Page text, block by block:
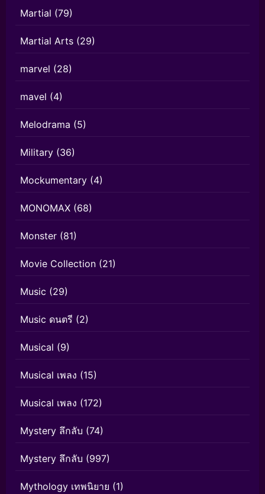
Martial (79)
Martial Arts (29)
marvel (28)
mavel (4)
Melodrama (5)
Military (36)
Mockumentary (4)
MONOMAX (68)
Monster (81)
Movie Collection (21)
Music (29)
Music ดนตรี (2)
Musical (9)
Musical เพลง (15)
Musical เพลง (172)
Mystery ลึกลับ (74)
Mystery ลึกลับ (997)
Mythology เทพนิยาย (1)